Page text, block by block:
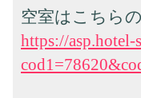
空室はこちら
https://